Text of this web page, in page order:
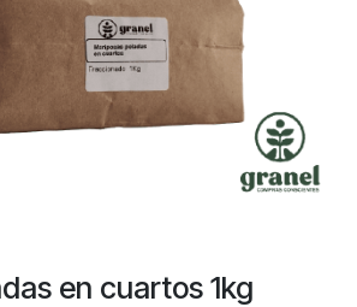
en cuartos 1kg